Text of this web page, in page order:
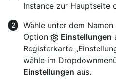
Instance zur Hauptseite
Wähle unter dem
Option
Einstellungen
Registerkarte
wähle im Dropdownmenü
Einstellungen aus.